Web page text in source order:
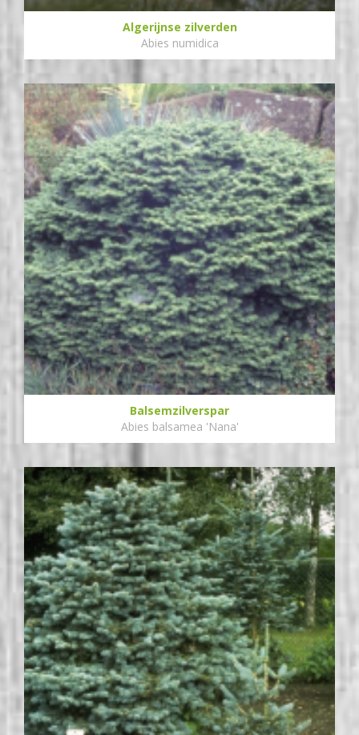
Algerijnse zilverden
Abies numidica
Balsemzilverspar
Abies balsamea 'Nana'